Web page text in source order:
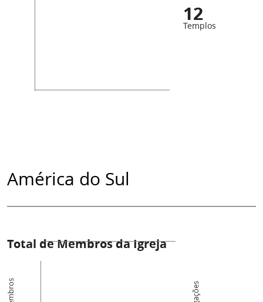
12
Templos
América do Sul
Total de Membros da Igreja
Membros